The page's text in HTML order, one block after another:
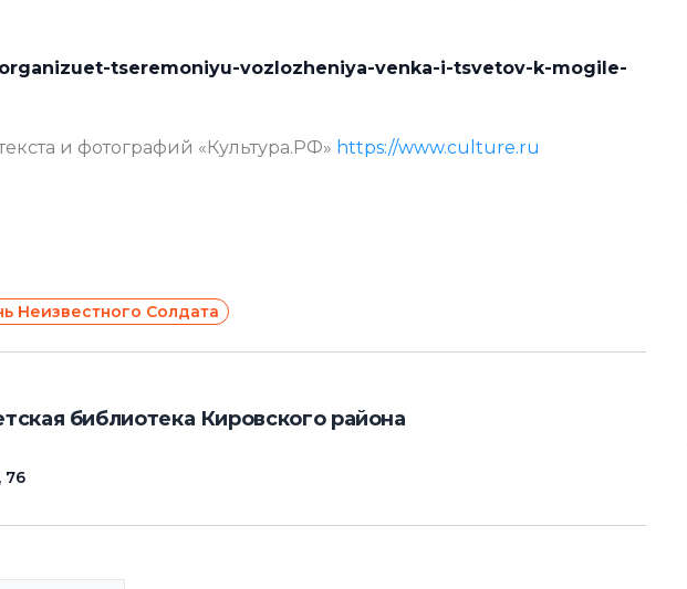
tseremoniyu-vozlozheniya-venka-i-tsvetov-k-mogile-
и фотографий «Культура.РФ» https://www.culture.ru
Неизвестного Солдата
библиотека Кировского района
76